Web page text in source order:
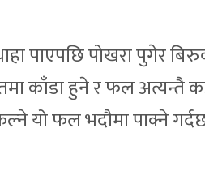
पाएपछि पोखरा पुगेर
काँडा हुने र फल अत्यन्तै
यो फल भदौमा पाक्ने